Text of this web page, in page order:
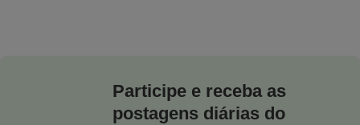
Participe e receba as
postagens diárias do